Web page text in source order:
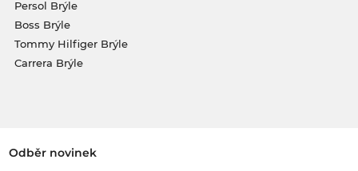
Persol Brýle
Boss Brýle
Tommy Hilfiger Brýle
Carrera Brýle
Odběr novinek